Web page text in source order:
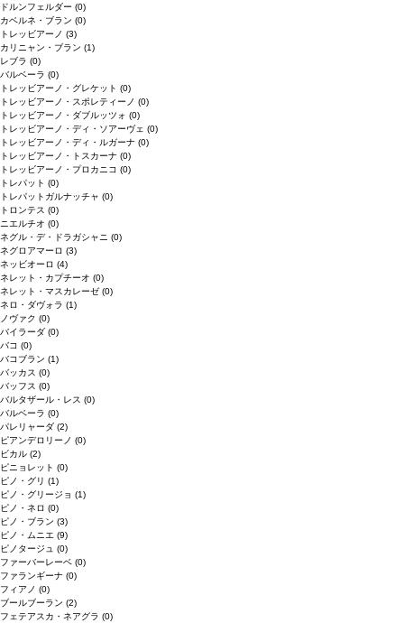
ドルンフェルダー (0)
カベルネ・ブラン (0)
トレッビアーノ (3)
カリニャン・ブラン (1)
レブラ (0)
バルベーラ (0)
トレッビアーノ・グレケット (0)
トレッビアーノ・スポレティーノ (0)
トレッビアーノ・ダブルッツォ (0)
トレッビアーノ・ディ・ソアーヴェ (0)
トレッビアーノ・ディ・ルガーナ (0)
トレッビアーノ・トスカーナ (0)
トレッビアーノ・プロカニコ (0)
トレパット (0)
トレパットガルナッチャ (0)
トロンテス (0)
ニエルチオ (0)
ネグル・デ・ドラガシャニ (0)
ネグロアマーロ (3)
ネッビオーロ (4)
ネレット・カプチーオ (0)
ネレット・マスカレーゼ (0)
ネロ・ダヴォラ (1)
ノヴァク (0)
バイラーダ (0)
バコ (0)
バコブラン (1)
バッカス (0)
バッフス (0)
バルタザール・レス (0)
バルベーラ (0)
パレリャーダ (2)
ピアンデロリーノ (0)
ビカル (2)
ピニョレット (0)
ピノ・グリ (1)
ピノ・グリージョ (1)
ピノ・ネロ (0)
ピノ・ブラン (3)
ピノ・ムニエ (9)
ピノタージュ (0)
ファーバーレーベ (0)
ファランギーナ (0)
フィアノ (0)
ブールブーラン (2)
フェテアスカ・ネアグラ (0)